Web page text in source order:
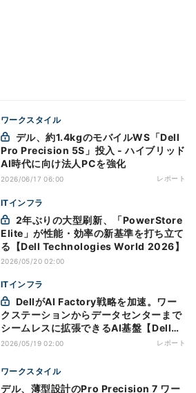
ワークスタイル
Pro Precision 5S」投入 - ハイブリッド
AI時代に向け法人PCを強化
2026/06/17 06:00 レポート
ITインフラ
Elite」が性能・効率の新基準を打ち立て
る【Dell Technologies World 2026】
2026/05/20 02:00
ITインフラ
クステーションからデータセンターまで
シームレスに拡張できるAI基盤【Dell
Technologies World 2026】
2026/05/19 02:00 レポート
ワークスタイル
デル、薄型設計のPro Precision 7 ワー